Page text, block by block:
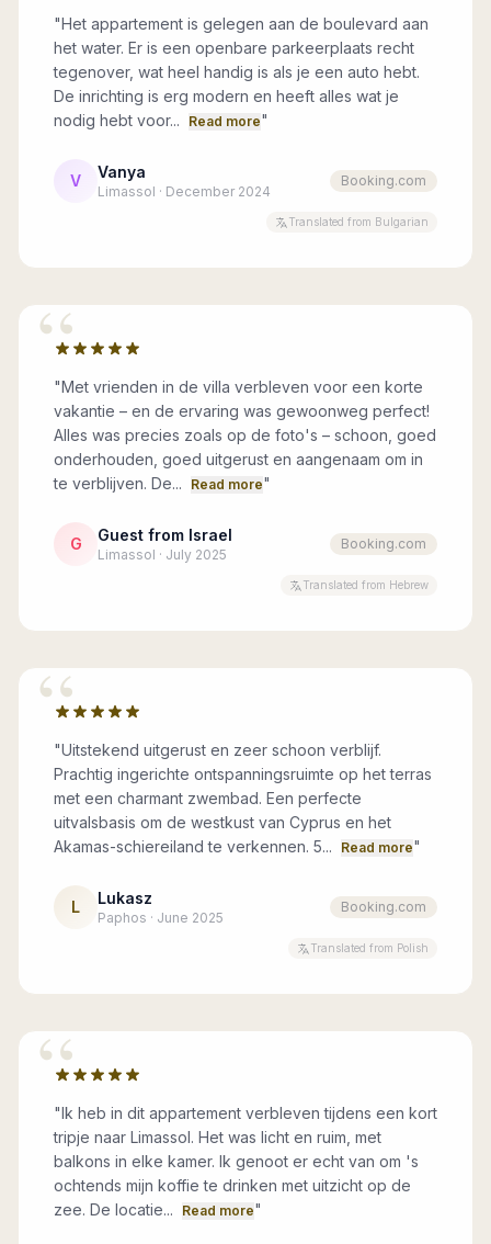
"Het appartement is gelegen aan de boulevard aan
het water. Er is een openbare parkeerplaats recht
tegenover, wat heel handig is als je een auto hebt.
De inrichting is erg modern en heeft alles wat je
nodig hebt voor...
Read more"
V Vanya
Limassol · December 2024
Booking.com
Translated from Bulgarian
“
"Met vrienden in de villa verbleven voor een korte
vakantie – en de ervaring was gewoonweg perfect!
Alles was precies zoals op de foto's – schoon, goed
onderhouden, goed uitgerust en aangenaam om in
te verblijven. De...
Read more"
G Guest from Israel
Limassol · July 2025
Booking.com
Translated from Hebrew
“
"Uitstekend uitgerust en zeer schoon verblijf.
Prachtig ingerichte ontspanningsruimte op het terras
met een charmant zwembad. Een perfecte
uitvalsbasis om de westkust van Cyprus en het
Akamas-schiereiland te verkennen. 5...
Read more"
L Lukasz
Paphos · June 2025
Booking.com
Translated from Polish
“
"Ik heb in dit appartement verbleven tijdens een kort
tripje naar Limassol. Het was licht en ruim, met
balkons in elke kamer. Ik genoot er echt van om 's
ochtends mijn koffie te drinken met uitzicht op de
zee. De locatie...
Read more"